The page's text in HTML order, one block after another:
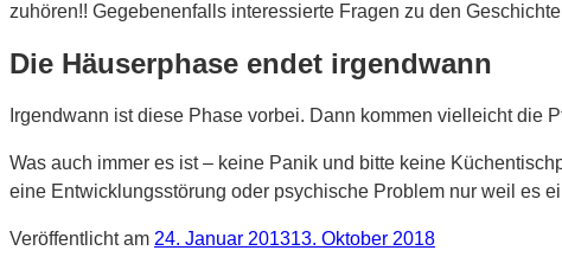
zuhören!! Gegebenenfalls interessierte Fragen zu den
Die Häuserphase endet irgendwann
Irgendwann ist diese Phase vorbei. Dann kommen vielleicht die
Was auch immer es ist – keine Panik und bitte keine
eine Entwicklungsstörung oder psychische Problem nur weil es
Veröffentlicht am 24. Januar 201313. Oktober 2018